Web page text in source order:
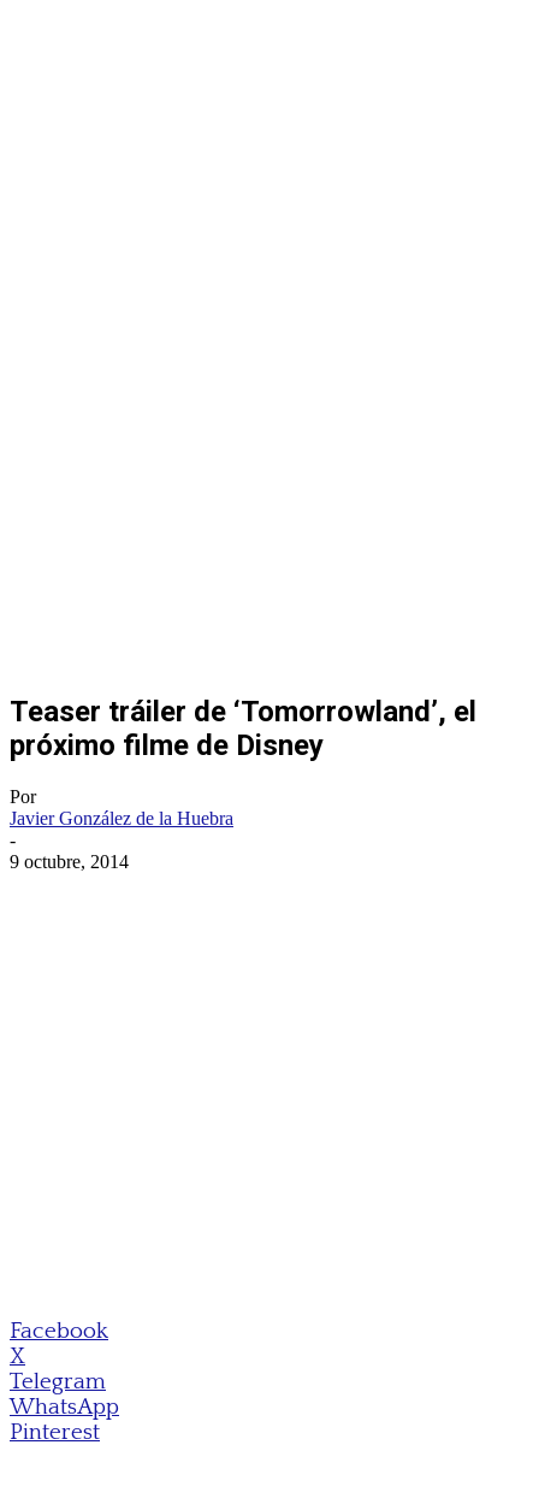
Teaser tráiler de ‘Tomorrowland’, el
próximo filme de Disney
Por
Javier González de la Huebra
-
9 octubre, 2014
Facebook
X
Telegram
WhatsApp
Pinterest